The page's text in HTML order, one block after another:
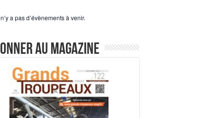
a pas d’évènements à venir.
au magazine